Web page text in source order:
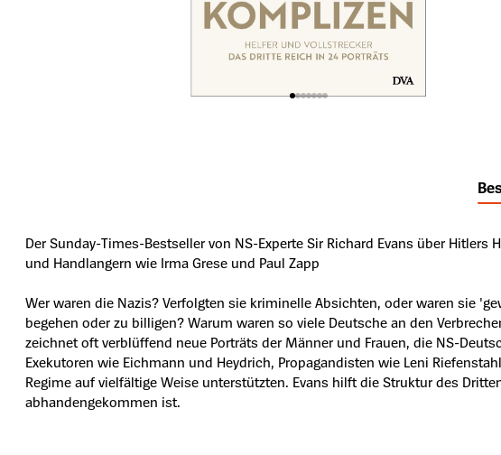
Der Sunday-Times-Bestseller von NS-Experte Sir Richard Evans über
und Handlangern wie Irma Grese und Paul Zapp
Wer waren die Nazis? Verfolgten sie kriminelle Absichten, oder waren sie
begehen oder zu billigen? Warum waren so viele Deutsche an den
zeichnet oft verblüffend neue Porträts der Männer und Frauen, die NS-
Exekutoren wie Eichmann und Heydrich, Propagandisten wie Leni
Regime auf vielfältige Weise unterstützten. Evans hilft die Struktur des
abhandengekommen ist.